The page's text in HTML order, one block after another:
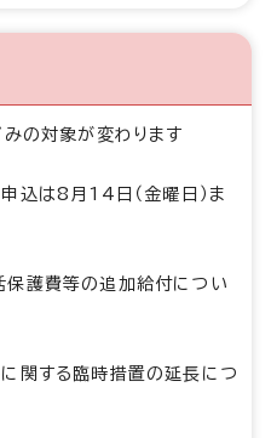
の対象が変わります
込は8月14日（金曜日）ま
保護費等の追加給付につい
関する臨時措置の延長につ